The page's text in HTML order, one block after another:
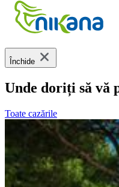
Închide
Unde doriți să vă
Toate cazările